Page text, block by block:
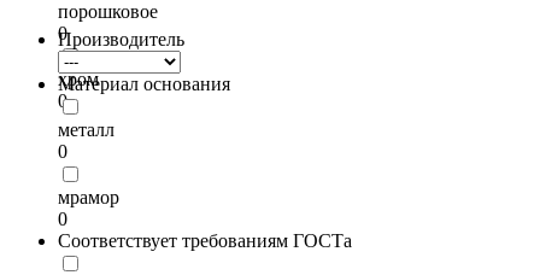
порошковое
0
хром
0
Производитель
Материал основания
металл
0
мрамор
0
Соответствует требованиям ГОСТа